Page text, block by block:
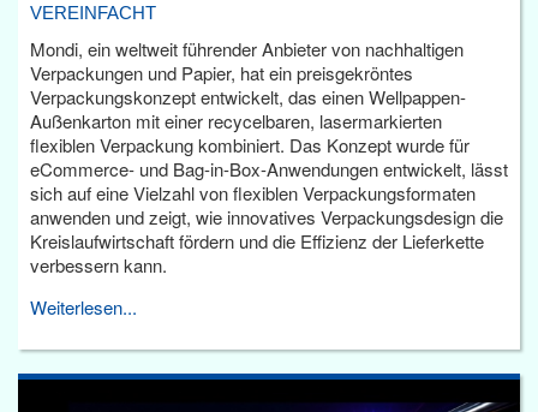
VEREINFACHT
Mondi, ein weltweit führender Anbieter von nachhaltigen
Verpackungen und Papier, hat ein preisgekröntes
Verpackungskonzept entwickelt, das einen Wellpappen-
Außenkarton mit einer recycelbaren, lasermarkierten
flexiblen Verpackung kombiniert. Das Konzept wurde für
eCommerce- und Bag-in-Box-Anwendungen entwickelt, lässt
sich auf eine Vielzahl von flexiblen Verpackungsformaten
anwenden und zeigt, wie innovatives Verpackungsdesign die
Kreislaufwirtschaft fördern und die Effizienz der Lieferkette
verbessern kann.
Weiterlesen...